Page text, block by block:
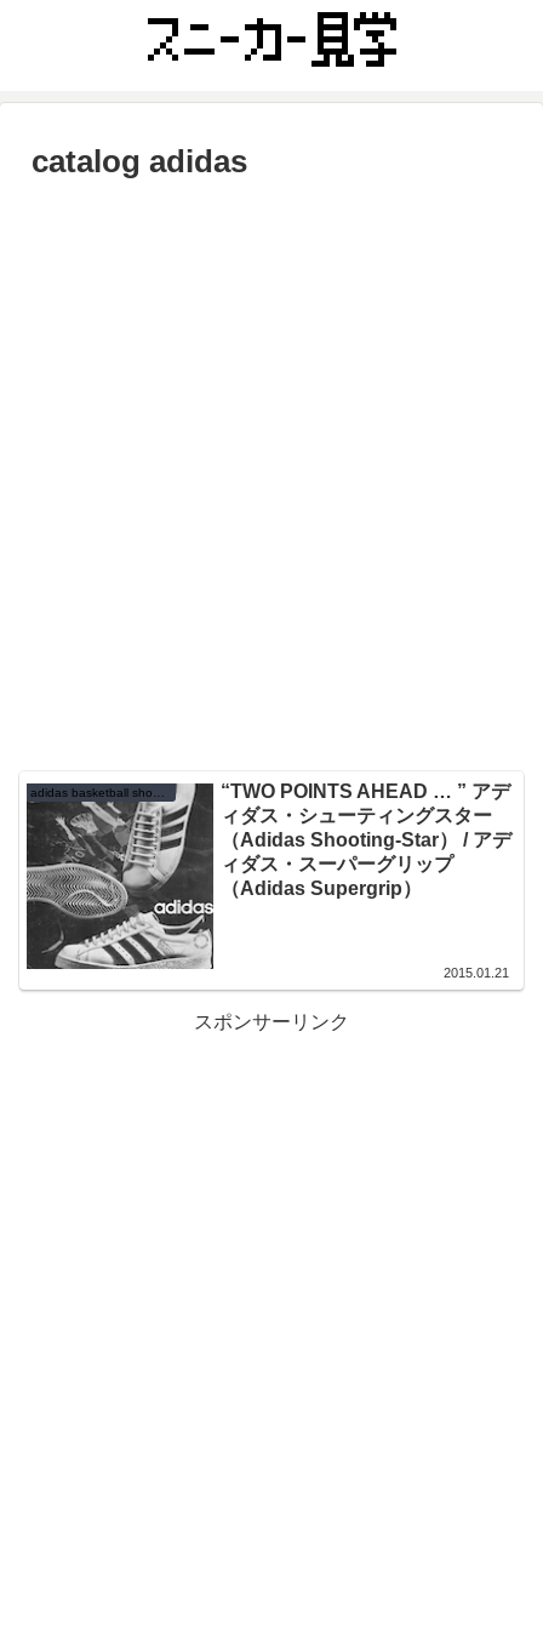
catalog adidas
“TWO POINTS AHEAD … ” アデ
ィダス・シューティングスター
（Adidas Shooting-Star） / アデ
ィダス・スーパーグリップ
（Adidas Supergrip）
2015.01.21
スポンサーリンク